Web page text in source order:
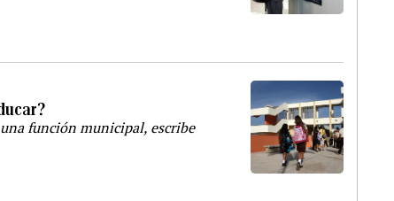
función municipal, escribe